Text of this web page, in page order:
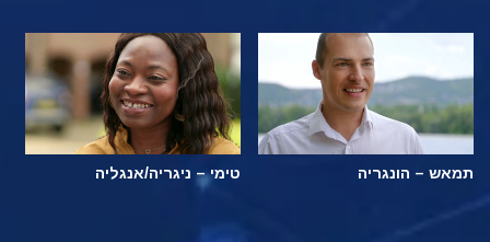
תמאש – הונגריה טימי – ניגריה/אנגליה